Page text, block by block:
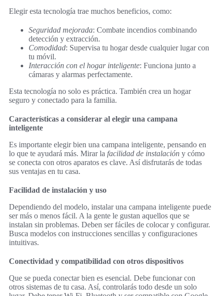
Elegir esta tecnología trae muchos beneficios, como:
Seguridad mejorada: Combate incendios combinando
detección y extracción.
Comodidad: Supervisa tu hogar desde cualquier lugar con
tu móvil.
Interacción con el hogar inteligente: Funciona junto a
cámaras y alarmas perfectamente.
Esta tecnología no solo es práctica. También crea un hogar
seguro y conectado para la familia.
Características a considerar al elegir una campana
inteligente
Es importante elegir bien una campana inteligente, pensando en
lo que te ayudará más. Mirar la facilidad de instalación y cómo
se conecta con otros aparatos es clave. Así disfrutarás de todas
sus ventajas en tu casa.
Facilidad de instalación y uso
Dependiendo del modelo, instalar una campana inteligente puede
ser más o menos fácil. A la gente le gustan aquellos que se
instalan sin problemas. Deben ser fáciles de colocar y configurar.
Busca modelos con instrucciones sencillas y configuraciones
intuitivas.
Conectividad y compatibilidad con otros dispositivos
Que se pueda conectar bien es esencial. Debe funcionar con
otros sistemas de tu casa. Así, controlarás todo desde un solo